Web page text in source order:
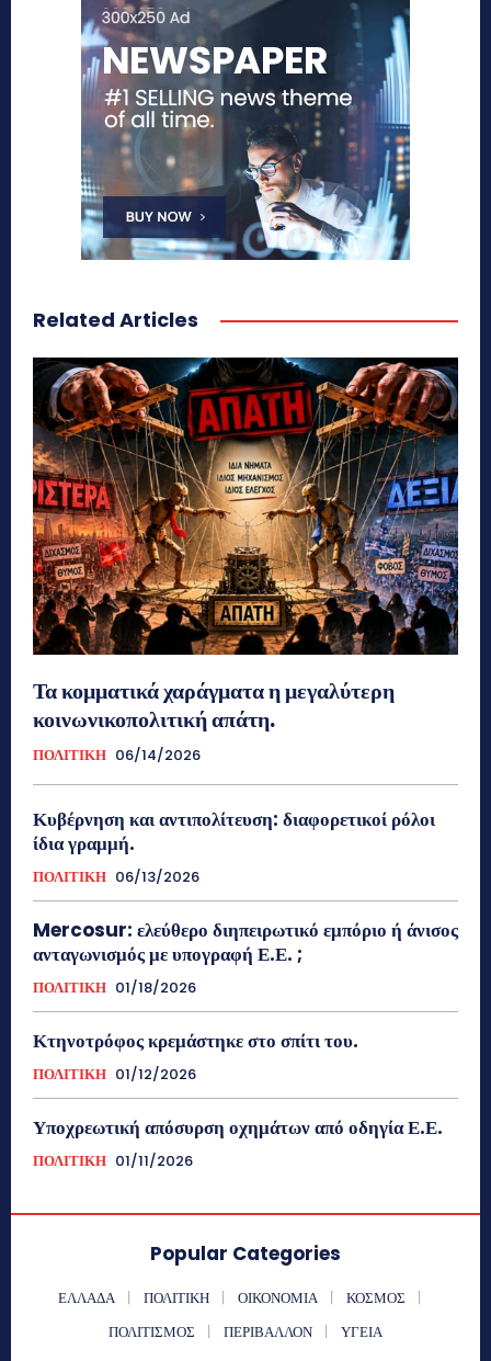
Related Articles
Τα κομματικά χαράγματα η μεγαλύτερη
κοινωνικοπολιτική απάτη.
ΠΟΛΙΤΙΚΗ 06/14/2026
Κυβέρνηση και αντιπολίτευση: διαφορετικοί ρόλοι
ίδια γραμμή.
ΠΟΛΙΤΙΚΗ 06/13/2026
Mercosur: ελεύθερο διηπειρωτικό εμπόριο ή άνισος
ανταγωνισμός με υπογραφή Ε.Ε. ;
ΠΟΛΙΤΙΚΗ 01/18/2026
Κτηνοτρόφος κρεμάστηκε στο σπίτι του.
ΠΟΛΙΤΙΚΗ 01/12/2026
Υποχρεωτική απόσυρση οχημάτων από οδηγία Ε.Ε.
ΠΟΛΙΤΙΚΗ 01/11/2026
Popular Categories
ΕΛΛΑΔΑ ΠΟΛΙΤΙΚΗ ΟΙΚΟΝΟΜΙΑ
ΚΟΣΜΟΣ
ΠΟΛΙΤΙΣΜΟΣ
ΠΕΡΙΒΑΛΛΟΝ ΥΓΕΙΑ